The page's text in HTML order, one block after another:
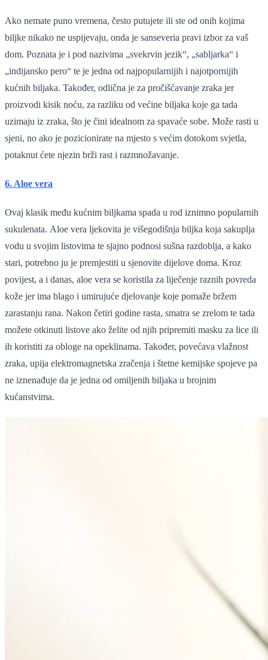
Ako nemate puno vremena, često putujete ili ste od onih kojima
biljke nikako ne uspijevaju, onda je sanseveria pravi izbor za vaš
dom. Poznata je i pod nazivima „svekrvin jezik“, „sabljarka“ i
„indijansko pero“ te je jedna od najpopularnijih i najotpornijih
kućnih biljaka. Također, odlična je za pročišćavanje zraka jer
proizvodi kisik noću, za razliku od većine biljaka koje ga tada
uzimaju iz zraka, što je čini idealnom za spavaće sobe. Može rasti u
sjeni, no ako je pozicionirate na mjesto s većim dotokom svjetla,
potaknut ćete njezin brži rast i razmnožavanje.
6. Aloe vera
Ovaj klasik među kućnim biljkama spada u rod iznimno popularnih
sukulenata. Aloe vera ljekovita je višegodišnja biljka koja sakuplja
vodu u svojim listovima te sjajno podnosi sušna razdoblja, a kako
stari, potrebno ju je premjestiti u sjenovite dijelove doma. Kroz
povijest, a i danas, aloe vera se koristila za liječenje raznih povreda
kože jer ima blago i umirujuće djelovanje koje pomaže bržem
zarastanju rana. Nakon četiri godine rasta, smatra se zrelom te tada
možete otkinuti listove ako želite od njih pripremiti masku za lice ili
ih koristiti za obloge na opeklinama. Također, povećava vlažnost
zraka, upija elektromagnetska zračenja i štetne kemijske spojeve pa
ne iznenađuje da je jedna od omiljenih biljaka u brojnim
kućanstvima.